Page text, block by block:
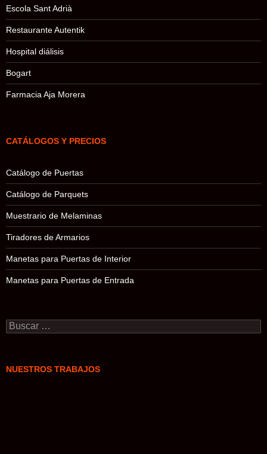
Escola Sant Adrià
Restaurante Autentik
Hospital diálisis
Bogart
Farmacia Aja Morera
CATÁLOGOS Y PRECIOS
Catálogo de Puertas
Catálogo de Parquets
Muestrario de Melaminas
Tiradores de Armarios
Manetas para Puertas de Interior
Manetas para Puertas de Entrada
Buscar:
NUESTROS TRABAJOS